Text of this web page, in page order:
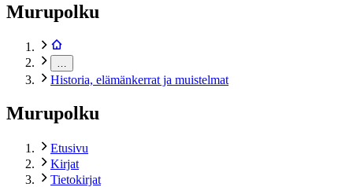
Murupolku
Historia, elämänkerrat ja muistelmat
Murupolku
Etusivu
Kirjat
Tietokirjat